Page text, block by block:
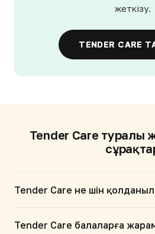
жеткізу.
TENDER CARE
Tender Care туралы
Tender Care не үшін
Tender Care балаларға